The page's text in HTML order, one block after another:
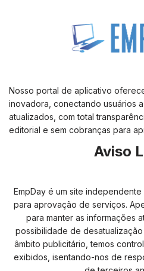
Nosso portal de aplicativo
inovadora, conectando usuários
atualizados, com total
editorial e sem cobranças para
Aviso
EmpDay é um site
para aprovação de serviços.
para manter as informações
possibilidade de
âmbito publicitário, temos
exibidos, isentando-nos de